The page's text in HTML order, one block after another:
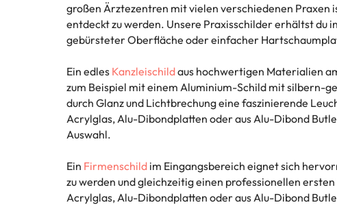
großen Ärztezentren mit vielen verschiedenen Praxen
entdeckt zu werden. Unsere Praxisschilder erhältst
gebürsteter Oberfläche oder einfacher
Ein edles Kanzleischildaus hochwertigen Materialien
zum Beispiel mit einem Aluminium-Schild mit silbern-
durch Glanz und Lichtbrechung eine faszinierende
Acrylglas, Alu-Dibondplatten oder aus Alu-Dibond
Auswahl.
Ein Firmenschild im Eingangsbereich eignet sich
zu werden und gleichzeitig einen professionellen
Acrylglas, Alu-Dibondplatten oder aus Alu-Dibond